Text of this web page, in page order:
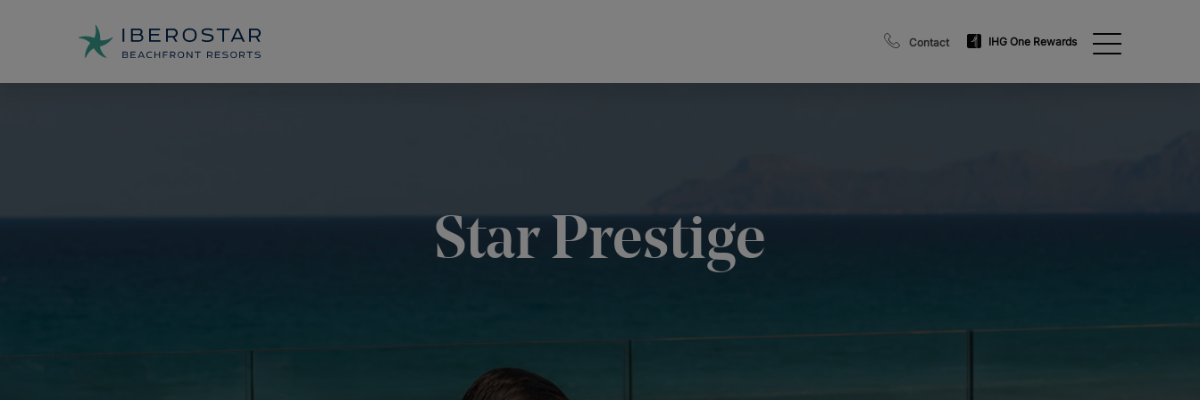
Contact IHG One Rewards
Star Prestige